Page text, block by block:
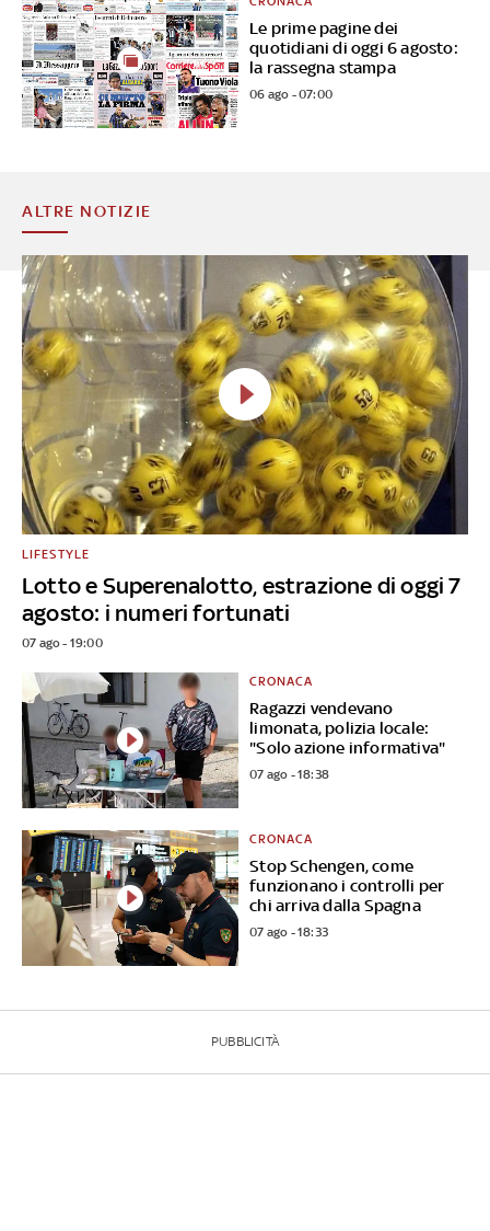
Le prime pagine dei
quotidiani di oggi 6 agosto:
la rassegna stampa
06 ago - 07:00
ALTRE NOTIZIE
Lotto e Superenalotto, estrazione di oggi 7
agosto: i numeri fortunati
LIFESTYLE
07 ago - 19:00
Ragazzi vendevano
limonata, polizia locale:
"Solo azione informativa"
CRONACA
07 ago - 18:38
Stop Schengen, come
funzionano i controlli per
chi arriva dalla Spagna
CRONACA
07 ago - 18:33
PUBBLICITÀ